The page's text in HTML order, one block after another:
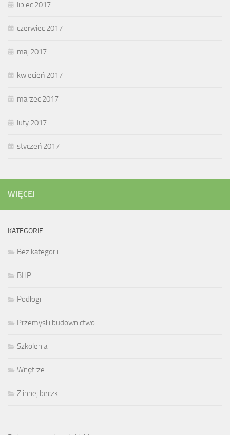
lipiec 2017
czerwiec 2017
maj 2017
kwiecień 2017
marzec 2017
luty 2017
styczeń 2017
WIĘCEJ
KATEGORIE
Bez kategorii
BHP
Podłogi
Przemysł i budownictwo
Szkolenia
Wnętrze
Z innej beczki